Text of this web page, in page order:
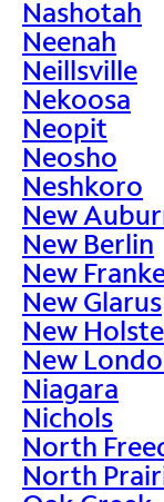
Nashotah
Neenah
Neillsville
Nekoosa
Neopit
Neosho
Neshkoro
New
New Berlin
New
New Glarus
New
New
Niagara
Nichols
North
North